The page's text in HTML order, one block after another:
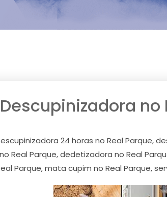
Descupinizadora no
24 horas no Real Parque,
Real Parque, dedetizadora no Real
Parque, mata cupim no Real Parque,